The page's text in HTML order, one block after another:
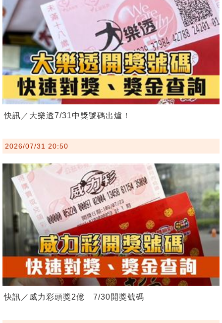
快訊／大樂透7/31中獎號碼出爐！
2026/07/31 20:50
快訊／威力彩頭獎2億 7/30開獎號碼